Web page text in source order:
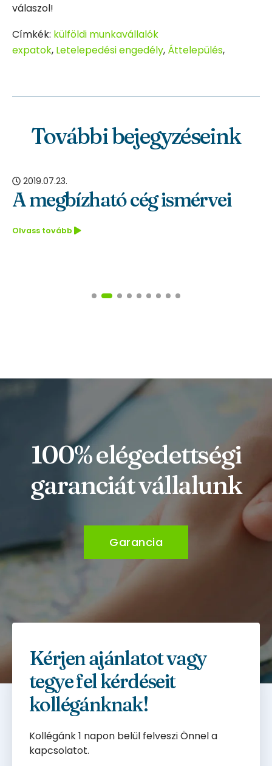
válaszol!
Címkék: külföldi munkavállalók
expatok, Letelepedési engedély, Áttelepülés,
További bejegyzéseink
2019.07.23.
A megbízható cég ismérvei
Olvass tovább
100% elégedettségi
garanciát vállalunk
Garancia
Kérjen ajánlatot vagy
tegye fel kérdéseit
kollégánknak!
Kollégánk 1 napon belül felveszi Önnel a
kapcsolatot.